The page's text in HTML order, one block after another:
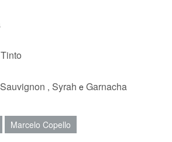
Tinto
, Syrah e Garnacha
Marcelo Copello